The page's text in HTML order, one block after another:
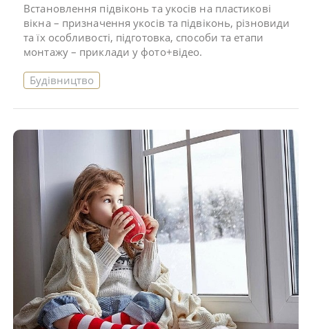
Встановлення підвіконь та укосів на пластикові
вікна – призначення укосів та підвіконь, різновиди
та їх особливості, підготовка, способи та етапи
монтажу – приклади у фото+відео.
Будівництво